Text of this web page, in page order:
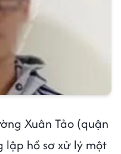
Xuân Tảo (quận
lập hồ sơ xử lý một